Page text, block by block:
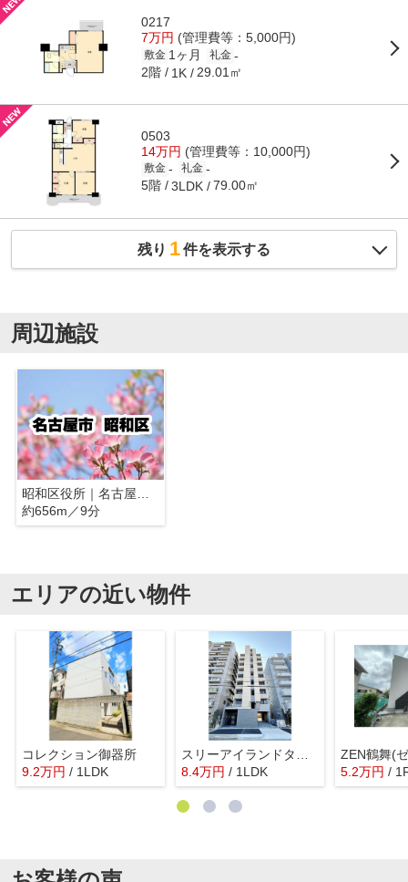
0217
7万円 (管理費等：5,000円)
敷金 1ヶ月 礼金 -
2階 1K 29.01㎡
0503
14万円 (管理費等：10,000円)
敷金 - 礼金 -
5階 3LDK 79.00㎡
残り 1件を表示する
周辺施設
約656m／9分
エリアの近い物件
コレクション御器所
9.2万円 / 1LDK
8.4万円 / 1LDK
ZEN鶴舞(
5.2万円 /